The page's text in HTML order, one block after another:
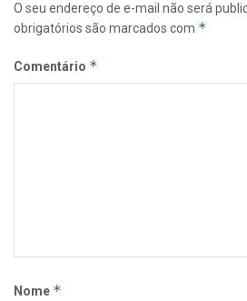
O seu endereço de e-mail não será
obrigatórios são marcados com *
Comentário *
Nome *